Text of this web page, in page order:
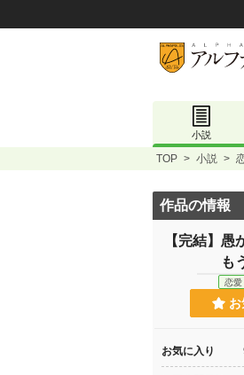
小説
TOP > 小説 >
作品の情報
【完結】愚
も
恋愛
お気に入り